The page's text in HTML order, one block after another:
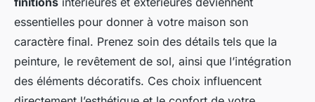
essentielles pour donner à votre maison son
caractère final. Prenez soin des détails tels que la
peinture, le revêtement de sol, ainsi que l’intégration
des éléments décoratifs. Ces choix influencent